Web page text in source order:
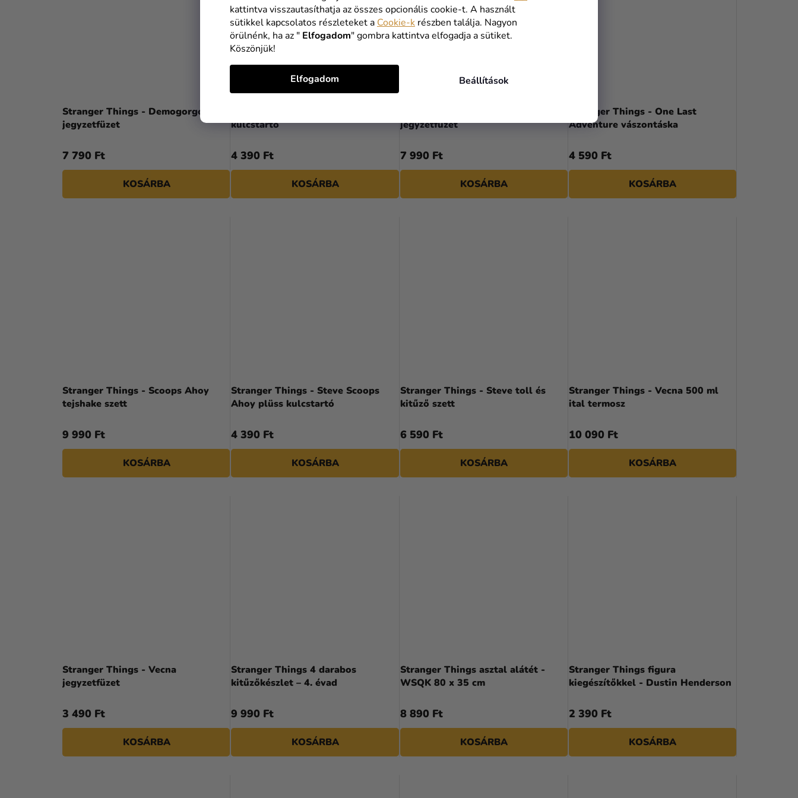
kattintva visszautasíthatja az összes opcionális cookie-t. A használt
sütikkel kapcsolatos részleteket a Cookie-k részben találja. Nagyon
örülnénk, ha az " Elfogadom" gombra kattintva elfogadja a sütiket.
Köszönjük!
Beállítások
Elfogadom
Stranger Things - Demogorgon
jegyzetfüzet
7 790 Ft
KOSÁRBA
kulcstartó
4 390 Ft
KOSÁRBA
jegyzetfüzet
7 990 Ft
KOSÁRBA
Stranger Things - One Last
Adventure vászontáska
4 590 Ft
KOSÁRBA
Stranger Things - Scoops Ahoy
tejshake szett
9 990 Ft
KOSÁRBA
Stranger Things - Steve Scoops
Ahoy plüss kulcstartó
4 390 Ft
KOSÁRBA
Stranger Things - Steve toll és
kitűző szett
6 590 Ft
KOSÁRBA
Stranger Things - Vecna 500 ml
ital termosz
10 090 Ft
KOSÁRBA
Stranger Things - Vecna
jegyzetfüzet
3 490 Ft
KOSÁRBA
Stranger Things 4 darabos
kitűzőkészlet – 4. évad
9 990 Ft
KOSÁRBA
Stranger Things asztal alátét -
WSQK 80 x 35 cm
8 890 Ft
KOSÁRBA
Stranger Things figura
kiegészítőkkel - Dustin Henderson
2 390 Ft
KOSÁRBA